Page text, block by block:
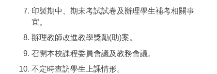
印製期中、期未考試試卷及辦理學生補考相關事
宜。
辦理教師改進教學獎勵(助)案。
召開本校課程委員會議及教務會議。
不定時查訪學生上課情形。